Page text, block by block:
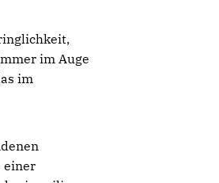
im Auge
im
einer